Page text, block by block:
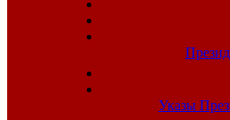
Указы